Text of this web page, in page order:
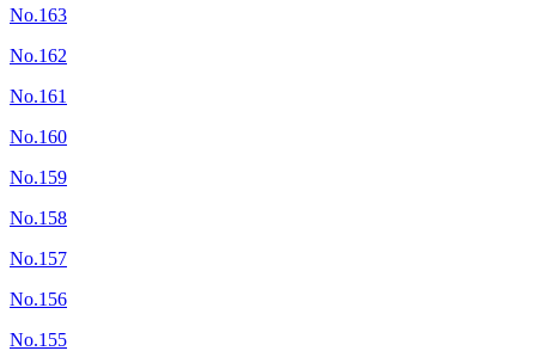
No.163
No.162
No.161
No.160
No.159
No.158
No.157
No.156
No.155